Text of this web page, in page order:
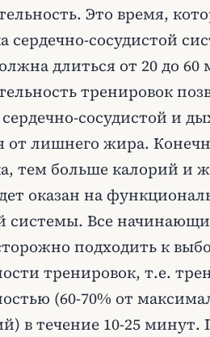
Это время,
сердечно-сосудистой
длиться от 20 до 60
тренировок
сосудистой и
от лишнего жира.
тем больше калорий и
оказан на
системы. Все
подходить к
тренировок, т.е.
(60-70% от
в течение 10-25 минут.